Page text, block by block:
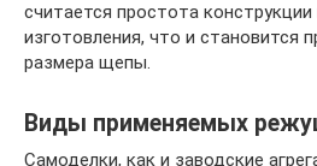
считается простота конструкции
изготовления, что и становится
размера щепы.
Виды применяемых
Самоделки, как и заводские